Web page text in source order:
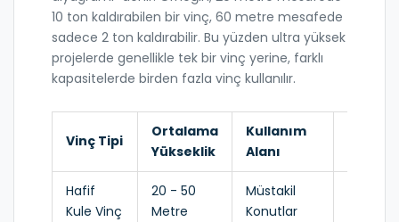
10 ton kaldırabilen bir vinç, 60 metre mesafede
sadece 2 ton kaldırabilir. Bu yüzden ultra yüksek
projelerde genellikle tek bir vinç yerine, farklı
kapasitelerde birden fazla vinç kullanılır.
Vinç Tipi
Ortalama
Yükseklik
Kullanım
Alanı
Hafif
Kule Vinç
20 - 50
Metre
Müstakil
Konutlar